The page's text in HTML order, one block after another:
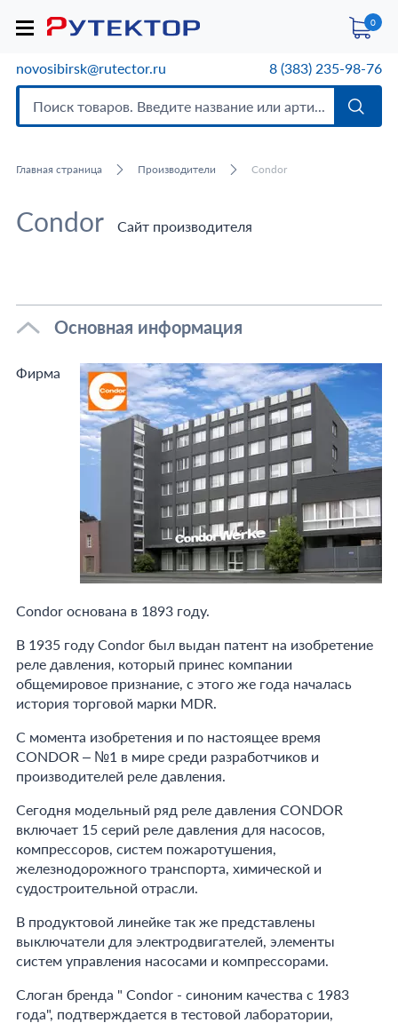
0
novosibirsk@rutector.ru 8 (383) 235-98-76
Главная страница Производители Condor
Condor Сайт производителя
Основная информация
Фирма
Condor основана в 1893 году.
В 1935 году Condor был выдан патент на изобретение
реле давления, который принес компании
общемировое признание, с этого же года началась
история торговой марки MDR.
С момента изобретения и по настоящее время
CONDOR – №1 в мире среди разработчиков и
производителей реле давления.
Сегодня модельный ряд реле давления CONDOR
включает 15 серий реле давления для насосов,
компрессоров, систем пожаротушения,
железнодорожного транспорта, химической и
судостроительной отрасли.
В продуктовой линейке так же представлены
выключатели для электродвигателей, элементы
систем управления насосами и компрессорами.
Слоган бренда " Condor - синоним качества с 1983
года", подтверждается в тестовой лаборатории,